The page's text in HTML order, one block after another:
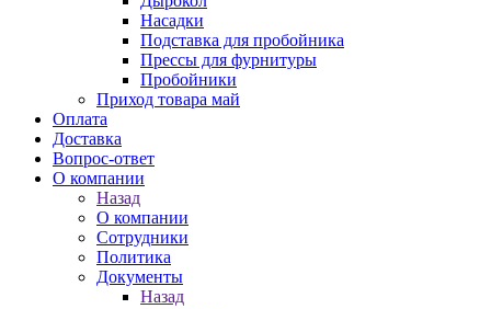
Насадки
Подставка для пробойника
Прессы для фурнитуры
Пробойники
Приход товара май
Оплата
Доставка
Вопрос-ответ
О компании
Назад
О компании
Сотрудники
Политика
Документы
Назад